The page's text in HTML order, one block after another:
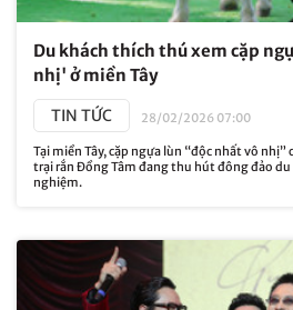
Du khách thích thú xem cặp
nhị' ở miền Tây
TIN TỨC 28/02/2026 07:00
Tại miền Tây, cặp ngựa lùn “độc nhất vô
trại rắn Đồng Tâm đang thu hút đông đảo
nghiệm.